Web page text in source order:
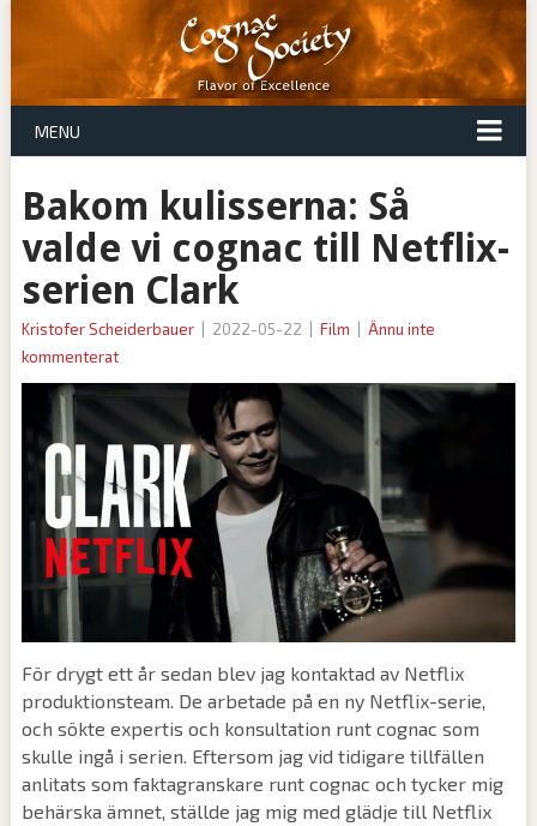
MENU
Bakom kulisserna: Så
valde vi cognac till Netflix-
serien Clark
Kristofer Scheiderbauer 2022-05-22 Film
Ännu inte
kommenterat
För drygt ett år sedan blev jag kontaktad av Netflix
produktionsteam. De arbetade på en ny Netflix-serie,
och sökte expertis och konsultation runt cognac som
skulle ingå i serien. Eftersom jag vid tidigare tillfällen
anlitats som faktagranskare runt cognac och tycker mig
behärska ämnet, ställde jag mig med glädje till Netflix